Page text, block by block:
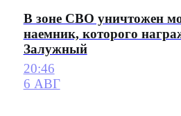
В зоне СВО уничтожен
наемник, которого
Залужный
20:46
6 АВГ